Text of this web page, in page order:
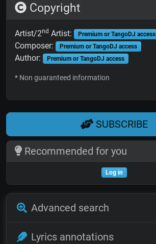
Copyright
Artist/2nd Artist: Premium or TangoDJ access
Composer: Premium or TangoDJ access
Author: Premium or TangoDJ access
* Non guaranteed information
SUBSCRIBE
Recommended for you
Log in
Advanced search
Lyrics annotations